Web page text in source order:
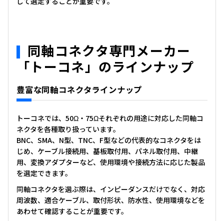
同軸コネクタ専門メーカー
「トーコネ」のラインナップ
豊富な同軸コネクタラインナップ
トーコネでは、50Ω・75Ωそれぞれの用途に対応した同軸コ
ネクタを各種取り扱っています。
BNC、SMA、N型、TNC、F型などの代表的なコネクタをは
じめ、ケーブル接続用、基板取付用、パネル取付用、中継
用、変換アダプターなど、使用環境や接続方法に応じた製品
を選定できます。
同軸コネクタを選ぶ際は、インピーダンスだけでなく、対応
周波数、適合ケーブル、取付形状、防水性、使用環境などを
あわせて確認することが重要です。